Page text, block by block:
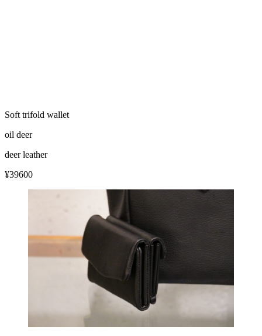
Soft trifold wallet
oil deer
deer leather
¥39600